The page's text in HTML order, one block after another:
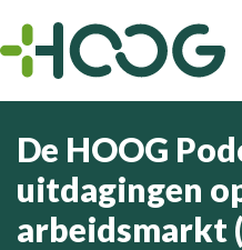
De HOOG
uitdagingen
arbeidsmarkt